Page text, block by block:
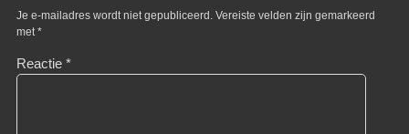
Je e-mailadres wordt niet gepubliceerd. Vereiste velden zijn gemarkeerd
met*
Reactie *